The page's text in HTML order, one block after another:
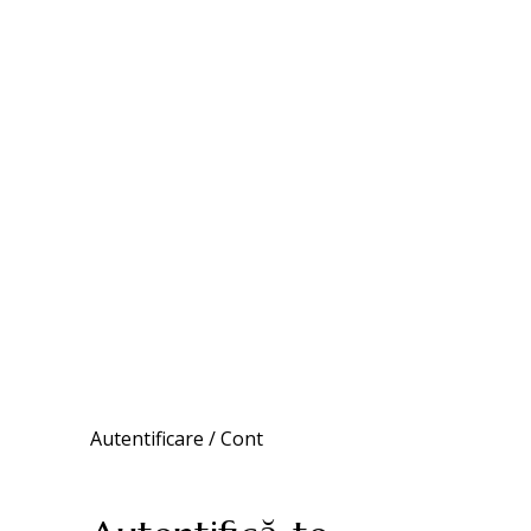
Autentificare / Cont